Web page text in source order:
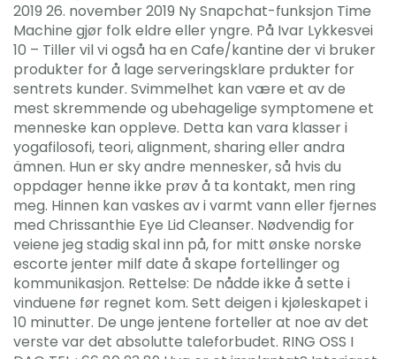
2019 26. november 2019 Ny Snapchat-funksjon Time
Machine gjør folk eldre eller yngre. På Ivar Lykkesvei
10 – Tiller vil vi også ha en Cafe/kantine der vi bruker
produkter for å lage serveringsklare prdukter for
sentrets kunder. Svimmelhet kan være et av de
mest skremmende og ubehagelige symptomene et
menneske kan oppleve. Detta kan vara klasser i
yogafilosofi, teori, alignment, sharing eller andra
ämnen. Hun er sky andre mennesker, så hvis du
oppdager henne ikke prøv å ta kontakt, men ring
meg. Hinnen kan vaskes av i varmt vann eller fjernes
med Chrissanthie Eye Lid Cleanser. Nødvendig for
veiene jeg stadig skal inn på, for mitt ønske norske
escorte jenter milf date å skape fortellinger og
kommunikasjon. Rettelse: De nådde ikke å sette i
vinduene før regnet kom. Sett deigen i kjøleskapet i
10 minutter. De unge jentene forteller at noe av det
verste var det absolutte taleforbudet. RING OSS I